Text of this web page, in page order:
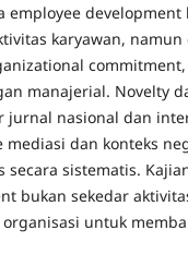
employee
karyawan, namun
manajerial. Novelty
jurnal nasional dan
mediasi dan konteks
sistematis.
bukan sekedar
untuk